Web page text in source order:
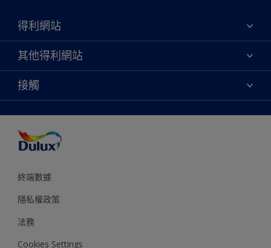
得利網站
關於我們
聯絡我們
網站地圖
其他得利網站
永續性
接觸
顏色準確度
終端數據
隱私權政策
法務
Cookies Settings